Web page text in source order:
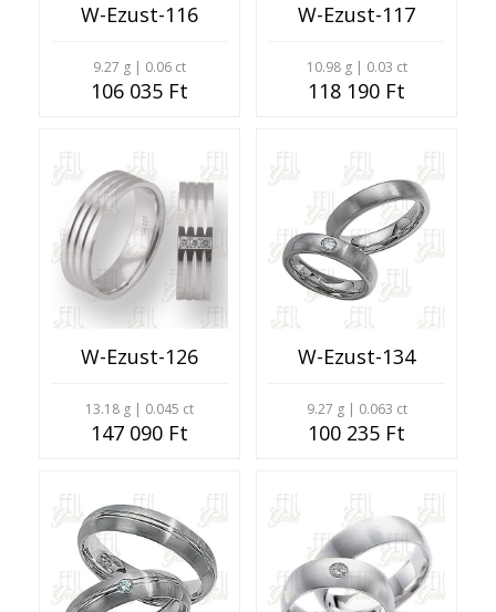
W-Ezust-116
9.27 g | 0.06 ct
106 035 Ft
W-Ezust-117
10.98 g | 0.03 ct
118 190 Ft
W-Ezust-126
13.18 g | 0.045 ct
147 090 Ft
W-Ezust-134
9.27 g | 0.063 ct
100 235 Ft